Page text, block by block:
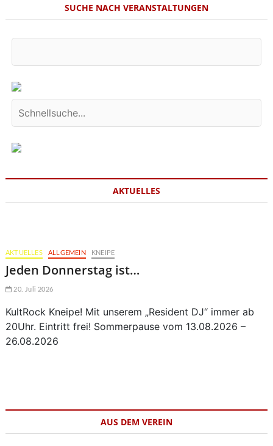
SUCHE NACH VERANSTALTUNGEN
AKTUELLES
AKTUELLES ALLGEMEIN KNEIPE
Jeden Donnerstag ist…
20. Juli 2026
KultRock Kneipe! Mit unserem „Resident DJ“ immer ab
20Uhr. Eintritt frei! Sommerpause vom 13.08.2026 –
26.08.2026
AUS DEM VEREIN